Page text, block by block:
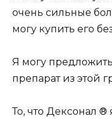
очень сильные
могу купить его
Я могу
препарат из этой
То, что Дексонал